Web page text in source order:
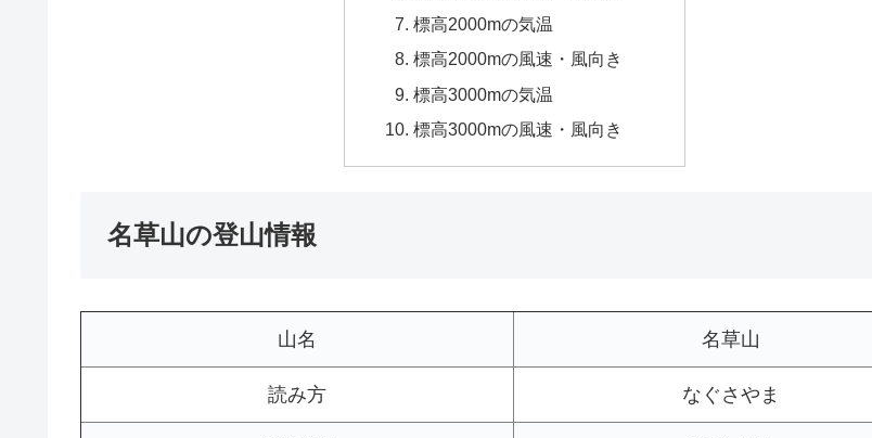
標高2000mの気温
標高2000mの風速・風向き
標高3000mの気温
標高3000mの風速・風向き
名草山の登山情報
山名 名草山
読み方 なぐさやま